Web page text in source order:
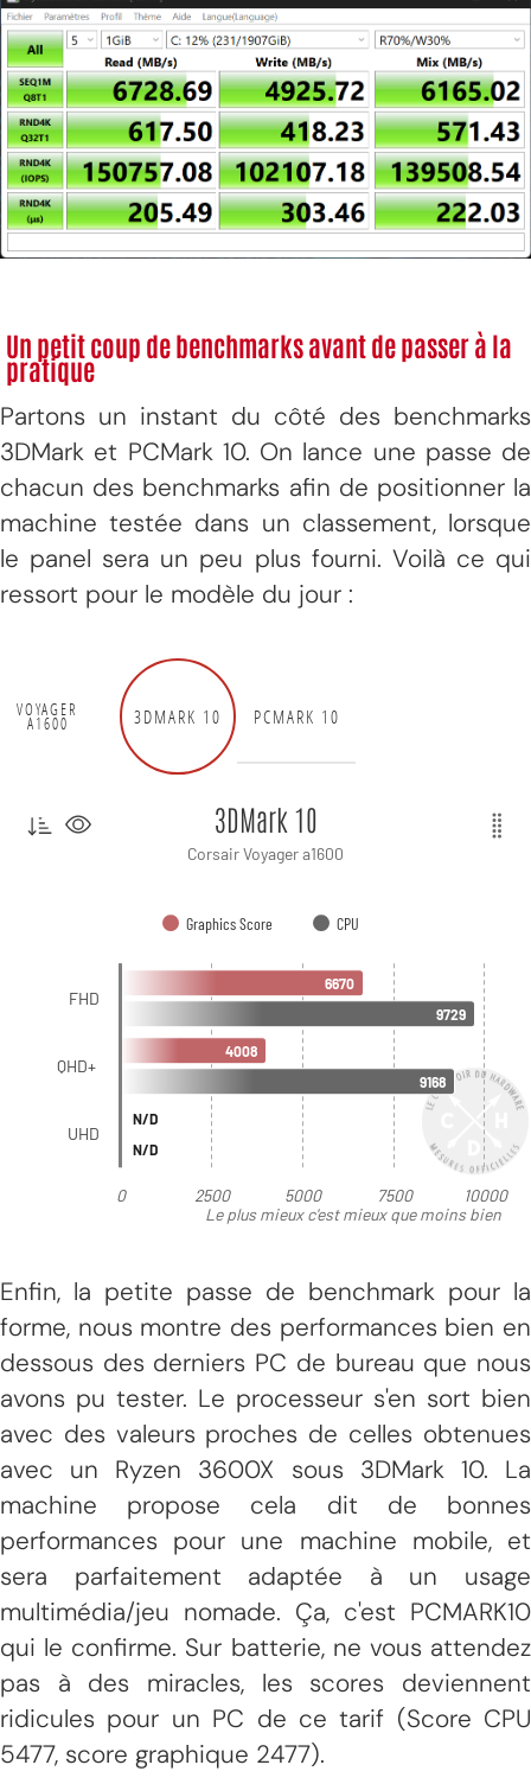
Un petit coup de benchmarks avant de passer à la
pratique
Partons un instant du côté des benchmarks
3DMark et PCMark 10. On lance une passe de
chacun des benchmarks afin de positionner la
machine testée dans un classement, lorsque
le panel sera un peu plus fourni. Voilà ce qui
ressort pour le modèle du jour :
Enfin, la petite passe de benchmark pour la
forme, nous montre des performances bien en
dessous des derniers PC de bureau que nous
avons pu tester. Le processeur s'en sort bien
avec des valeurs proches de celles obtenues
avec un Ryzen 3600X sous 3DMark 10. La
machine propose cela dit de bonnes
performances pour une machine mobile, et
sera parfaitement adaptée à un usage
multimédia/jeu nomade. Ça, c'est PCMARK10
qui le confirme. Sur batterie, ne vous attendez
pas à des miracles, les scores deviennent
ridicules pour un PC de ce tarif (Score CPU
5477, score graphique 2477).